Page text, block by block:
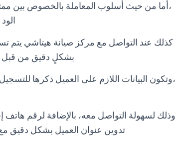
،أما من حيث أسلوب المعاملة بالخصوص بين
كذلك عند التواصل مع مركز صيانة هيتاشي يتم
.بشكلٍ دقيق من قبل
،وتكون البيانات اللازم على العميل ذكرها
وذلك لسهولة التواصل معه، بالإضافة لرقم هاتف
تدوين عنوان العميل بشكل دقيق